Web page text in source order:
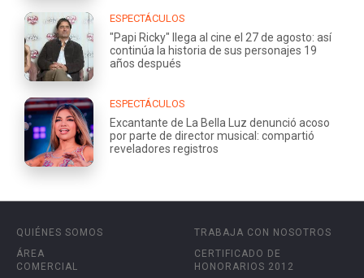
ESPECTÁCULOS
"Papi Ricky" llega al cine el 27 de agosto: así
continúa la historia de sus personajes 19
años después
ESPECTÁCULOS
Excantante de La Bella Luz denunció acoso
por parte de director musical: compartió
reveladores registros
QUIÉNES SOMOS
ÁREA
COMERCIAL
TRABAJA CON NOSOTROS
CERTIFICADO DE
HONORARIOS 2012